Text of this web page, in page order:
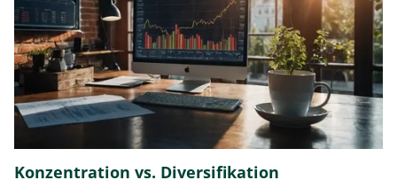
Konzentration vs. Diversifikation